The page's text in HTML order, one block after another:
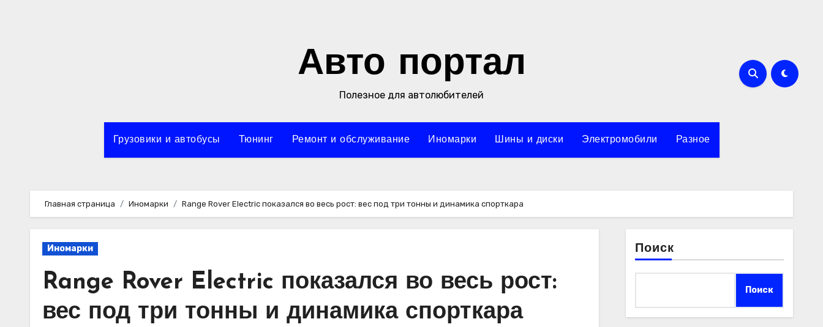
Авто портал
Полезное для автолюбителей
Грузовики и автобусы Тюнинг Ремонт и обслуживание Иномарки Шины и диски Электромобили Разное
Главная страница Иномарки Range Rover Electric показался во весь рост: вес под три тонны и динамика спорткара
Иномарки
Range Rover Electric показался во весь рост:
вес под три тонны и динамика спорткара
Поиск
Поиск